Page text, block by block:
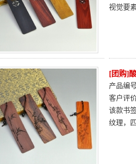
视觉要
[团购]
产品编
客户评
该款书
纹理，